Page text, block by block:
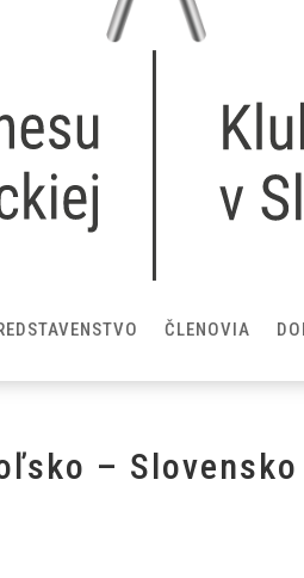
ČLENOVIA
– Slovensko